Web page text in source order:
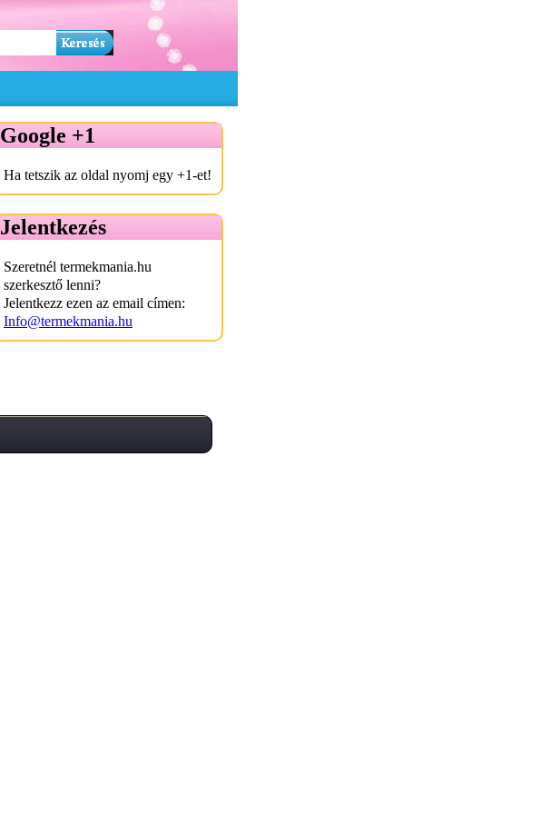
Google +1
Ha tetszik az oldal nyomj egy +1-et!
Jelentkezés
Szeretnél termekmania.hu
szerkesztő lenni?
Jelentkezz ezen az email címen:
Info@termekmania.hu